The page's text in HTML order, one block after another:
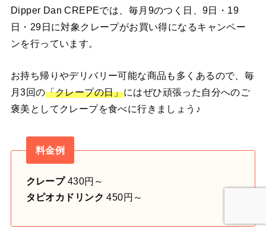
Dipper Dan CREPEでは、毎月9のつく日、9日・19
日・29日に対象クレープがお買い得になるキャンペー
ンを行っています。
お持ち帰りやデリバリー可能な商品も多くあるので、毎
月3回の「クレープの日」にはぜひ頑張った自分へのご
褒美としてクレープを食べに行きましょう♪
料金例
クレープ430円～
タピオカドリンク 450円～